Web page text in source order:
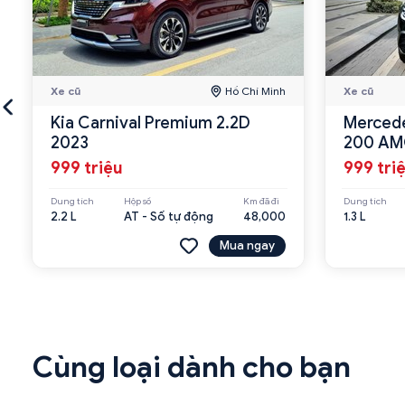
Xe cũ Hồ Chí Minh
Kia Carnival Premium 2.2D
2023
999 triệu
Dung tích
2.2 L
Hộp số
AT - Số tự động
Km đã đi
48,000
Mua ngay
Xe cũ
200
999
Dung tích
1.3 L
Cùng loại dành cho bạn